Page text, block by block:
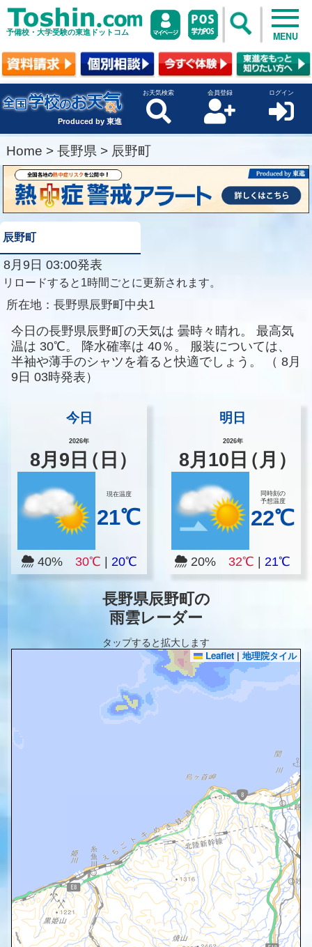
予備校・大学受験の東進ドットコム MENU
Produced by 東進
お天気検索 会員登録 ログイン
Home > 長野県 > 辰野町
辰野町
8月9日 03:00発表
リロードすると1時間ごとに更新されます。
所在地： 長野県辰野町中央1
今日の長野県辰野町の天気は 曇時々晴れ。
最高気
温は 30℃。 降水確率は 40％。
服装については、
半袖や薄手のシャツを着ると快適でしょう。
（ 8月
9日 03時発表）
今日
2026年
8月 9 日（日）
現在温度
21℃
40% 30℃ 20℃
明日
2026年
8月 10 日（月）
同時刻の
予想温度
22℃
20% 32℃ |21℃
長野県辰野町の
雨雲レーダー
タップすると拡大します
Leaflet | 地理院タイル